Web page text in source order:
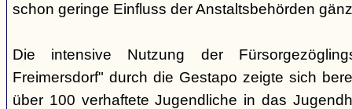
schon geringe Einfluss der Anstaltsbehörden
Die intensive Nutzung der
Freimersdorf" durch die Gestapo zeigte sich
über 100 verhaftete Jugendliche in das